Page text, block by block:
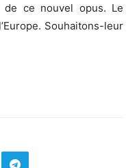
de ce nouvel opus. Le
Souhaitons-leur